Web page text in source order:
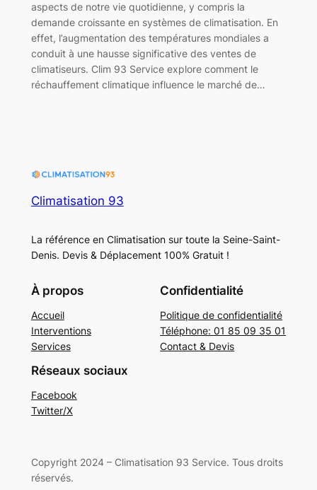
aspects de notre vie quotidienne, y compris la
demande croissante en systèmes de climatisation. En
effet, l’augmentation des températures mondiales a
conduit à une hausse significative des ventes de
climatiseurs. Clim 93 Service explore comment le
réchauffement climatique influence le marché de…
Climatisation 93
La référence en Climatisation sur toute la Seine-Saint-
Denis. Devis & Déplacement 100% Gratuit !
À propos
Accueil
Interventions
Services
Confidentialité
Politique de confidentialité
Téléphone: 01 85 09 35 01
Contact & Devis
Réseaux sociaux
Facebook
Twitter/X
Copyright 2024 – Climatisation 93 Service. Tous droits
réservés.